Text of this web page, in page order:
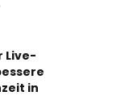
Live-
in